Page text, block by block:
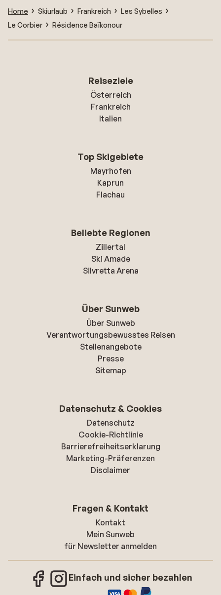
Home Skiurlaub Frankreich
Les Sybelles
Le Corbier
Résidence Baïkonour
Reiseziele
Österreich
Frankreich
Italien
Top Skigebiete
Mayrhofen
Kaprun
Flachau
Beliebte Regionen
Zillertal
Ski Amade
Silvretta Arena
Über Sunweb
Über Sunweb
Verantwortungsbewusstes Reisen
Stellenangebote
Presse
Sitemap
Datenschutz & Cookies
Datenschutz
Cookie-Richtlinie
Barrierefreiheitserklarung
Marketing-Präferenzen
Disclaimer
Fragen & Kontakt
Kontakt
Mein Sunweb
für Newsletter anmelden
Einfach und sicher bezahlen